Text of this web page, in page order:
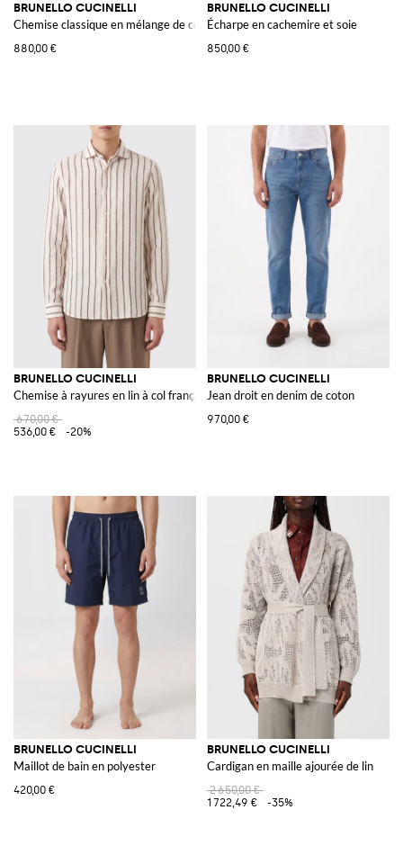
BRUNELLO CUCINELLI
Chemise classique en mélange de coton
880,00 €
BRUNELLO CUCINELLI
Écharpe en cachemire et soie
850,00 €
BRUNELLO CUCINELLI
Chemise à rayures en lin à col français
670,00 €
536,00 €
-20%
BRUNELLO CUCINELLI
Jean droit en denim de coton
970,00 €
BRUNELLO CUCINELLI
Maillot de bain en polyester
420,00 €
BRUNELLO CUCINELLI
Cardigan en maille ajourée de lin
2 650,00 €
1 722,49 €
-35%